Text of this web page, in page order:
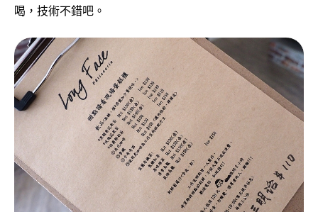
喝，技術不錯吧。